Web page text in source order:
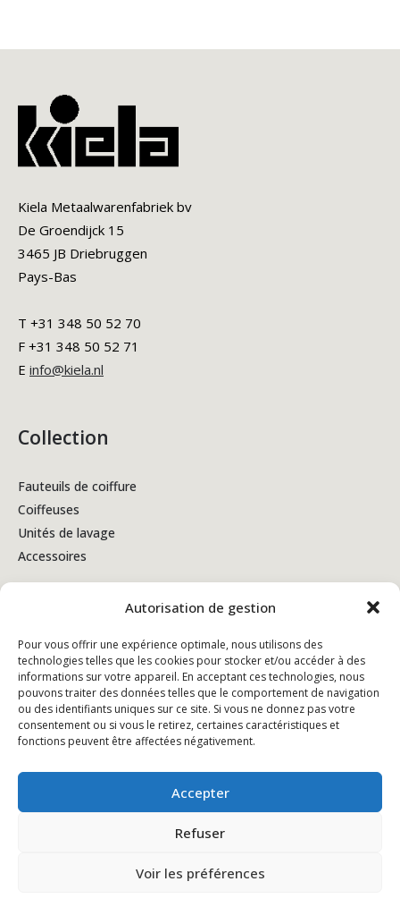
Autorisation de gestion
Pour vous offrir une expérience optimale, nous utilisons des
technologies telles que les cookies pour stocker et/ou accéder à des
informations sur votre appareil. En acceptant ces technologies, nous
pouvons traiter des données telles que le comportement de navigation
ou des identifiants uniques sur ce site. Si vous ne donnez pas votre
consentement ou si vous le retirez, certaines caractéristiques et
fonctions peuvent être affectées négativement.
Accepter
Refuser
Voir les préférences
Kiela Metaalwarenfabriek bv
De Groendijck 15
3465 JB Driebruggen
Pays-Bas
T +31 348 50 52 70
F +31 348 50 52 71
E info@kiela.nl
Collection
Fauteuils de coiffure
Coiffeuses
Unités de lavage
Accessoires
Conditions générales de vente
Politique de confidentialité
Politique en matière de cookies